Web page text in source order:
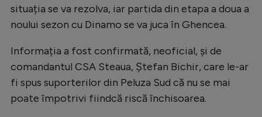
Stranieri
Clasamente
situația se va rezolva, iar partida din etapa a doua a
noului sezon cu Dinamo se va juca în Ghencea.
Informația a fost confirmată, neoficial, și de
comandantul CSA Steaua, Ștefan Bichir, care le-ar
fi spus suporterilor din Peluza Sud că nu se mai
poate împotrivi fiindcă riscă închisoarea.